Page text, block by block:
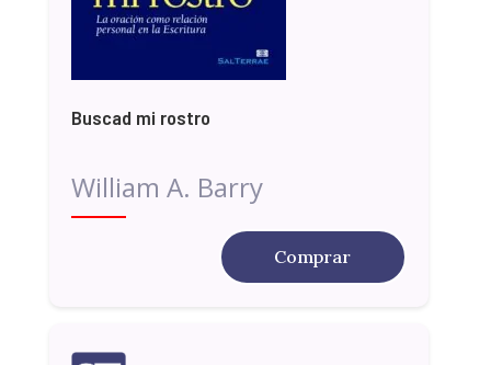
Buscad mi rostro
William A. Barry
Comprar